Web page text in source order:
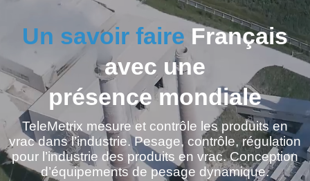
Un savoir faire Français
avec une
présence mondiale
TeleMetrix mesure et contrôle les produits en
vrac dans l’industrie. Pesage, contrôle, régulation
pour l’industrie des produits en vrac. Conception
d’équipements de pesage dynamique.